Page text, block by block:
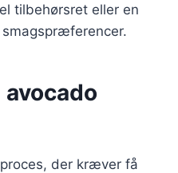
tilbehørsret eller en
der kræver få